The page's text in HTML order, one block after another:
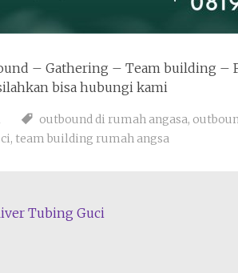
– Gathering – Team building –
bisa hubungi kami
outbound di rumah angasa,
, team building rumah angsa
Tubing Guci